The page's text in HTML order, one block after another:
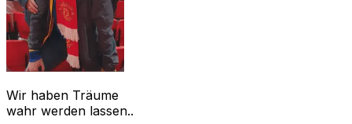
Wir haben Träume
wahr werden lassen..